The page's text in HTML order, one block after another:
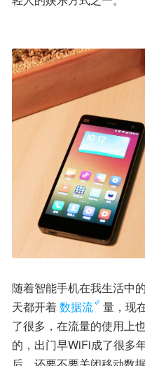
随着智能手机在我生活中
天都开着数据流
量，现
了很多，在流量的使用上
的，出门早WiFi成了很多